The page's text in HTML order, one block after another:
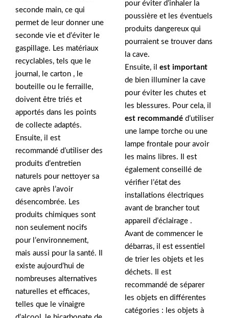
seconde main, ce qui
permet de leur donner une
seconde vie et d’éviter le
gaspillage. Les matériaux
recyclables, tels que le
journal, le carton , le
bouteille ou le ferraille,
doivent être triés et
apportés dans les points
de collecte adaptés.
Ensuite, il est
recommandé d’utiliser des
produits d’entretien
naturels pour nettoyer sa
cave après l’avoir
désencombrée. Les
produits chimiques sont
non seulement nocifs
pour l’environnement,
mais aussi pour la santé. Il
existe aujourd’hui de
nombreuses alternatives
naturelles et efficaces,
telles que le vinaigre
pour éviter d’inhaler la
poussière et les éventuels
produits dangereux qui
pourraient se trouver dans
la cave.
Ensuite, il est important
de bien illuminer la cave
pour éviter les chutes et
les blessures. Pour cela, il
est recommandé d’utiliser
une lampe torche ou une
lampe frontale pour avoir
les mains libres. Il est
également conseillé de
vérifier l’état des
installations électriques
avant de brancher tout
appareil d’éclairage .
Avant de commencer le
débarras, il est essentiel
de trier les objets et les
déchets. Il est
recommandé de séparer
les objets en différentes
catégories : les objets à